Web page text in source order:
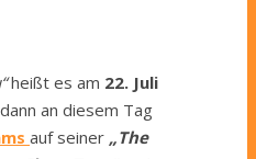
heißt es am 22. Juli
an diesem Tag
auf seiner „The